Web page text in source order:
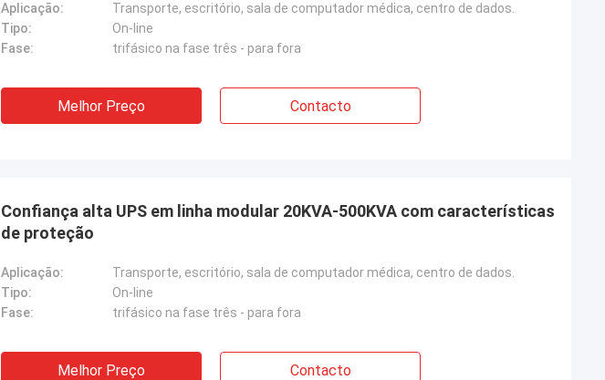
Aplicação:
Transporte, escritório, sala de computador médica, centro de dados.
Tipo:
On-line
Fase:
trifásico na fase três - para fora
Melhor Preço Contacto
Confiança alta UPS em linha modular 20KVA-500KVA com características
de proteção
Aplicação:
Transporte, escritório, sala de computador médica, centro de dados.
Tipo:
On-line
Fase:
trifásico na fase três - para fora
Melhor Preço Contacto